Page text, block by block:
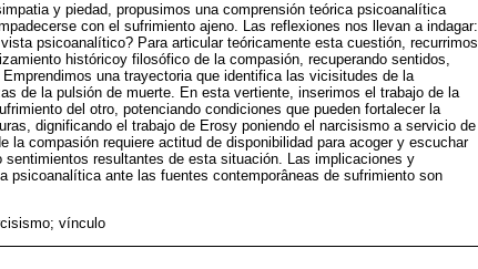
y piedad, propusimos una comprensión teórica psicoanalítica
con el sufrimiento ajeno. Las reflexiones nos llevan a indagar:
psicoanalítico? Para articular teóricamente esta cuestión, recurrimos
históricoy filosófico de la compasión, recuperando sentidos,
una trayectoria que identifica las vicisitudes de la
de la pulsión de muerte. En esta vertiente, inserimos el trabajo de la
del otro, potenciando condiciones que pueden fortalecer la
dignificando el trabajo de Erosy poniendo el narcisismo a servicio de
la compasión requiere actitud de disponibilidad para acoger y escuchar
resultantes de esta situación. Las implicaciones y
psicoanalítica ante las fuentes contemporâneas de sufrimiento son
vínculo